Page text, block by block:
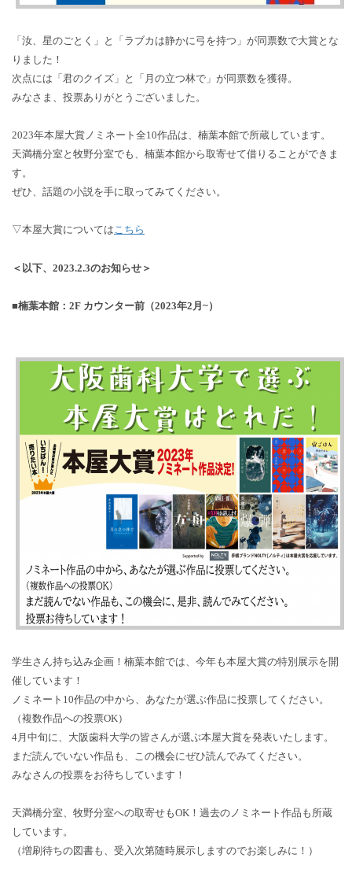
「汝、星のごとく」と「ラブカは静かに弓を持つ」が同票数で大賞とな
りました！
次点には「君のクイズ」と「月の立つ林で」が同票数を獲得。
みなさま、投票ありがとうございました。
2023年本屋大賞ノミネート全10作品は、楠葉本館で所蔵しています。
天満橋分室と牧野分室でも、楠葉本館から取寄せて借りることができま
す。
ぜひ、話題の小説を手に取ってみてください。
▽本屋大賞についてはこちら
＜以下、2023.2.3のお知らせ＞
■楠葉本館：2F カウンター前（2023年2月~）
学生さん持ち込み企画！楠葉本館では、今年も本屋大賞の特別展示を開
催しています！
ノミネート10作品の中から、あなたが選ぶ作品に投票してください。
（複数作品への投票OK）
4月中旬に、大阪歯科大学の皆さんが選ぶ本屋大賞を発表いたします。
まだ読んでいない作品も、この機会にぜひ読んでみてください。
みなさんの投票をお待ちしています！
天満橋分室、牧野分室への取寄せもOK！過去のノミネート作品も所蔵
しています。
（増刷待ちの図書も、受入次第随時展示しますのでお楽しみに！）